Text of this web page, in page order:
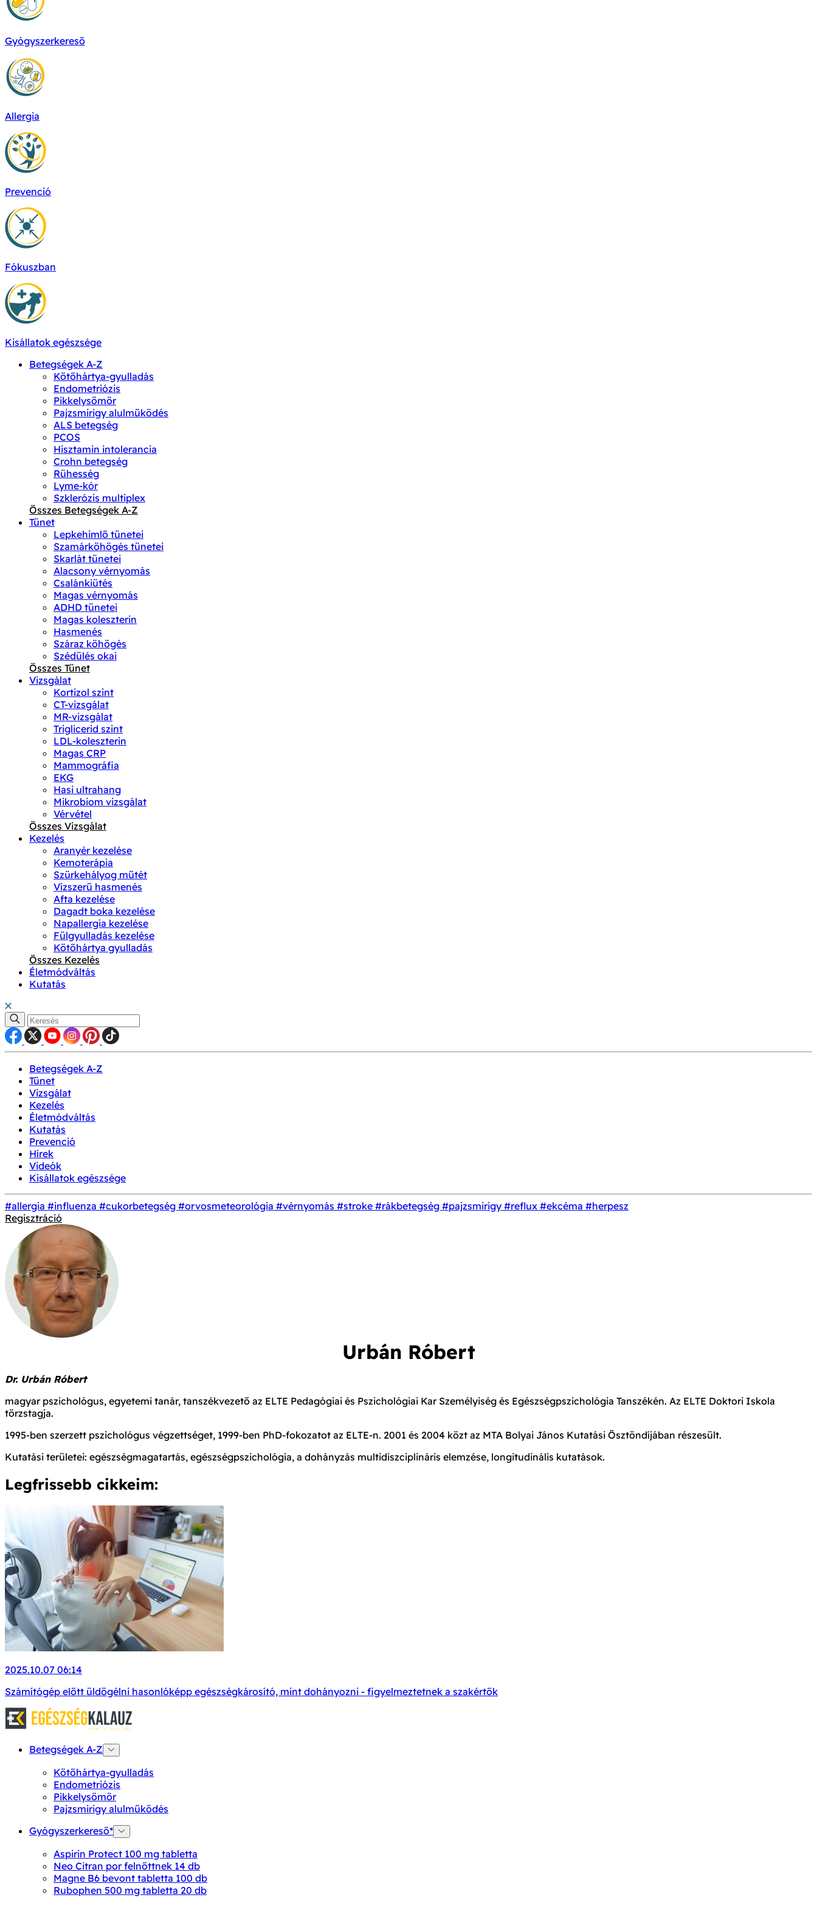
Gyógyszerkereső
Allergia
Prevenció
Fókuszban
Kisállatok egészsége
Betegségek A-Z
Kötőhártya-gyulladás
Endometriózis
Pikkelysömör
Pajzsmirigy alulműködés
ALS betegség
PCOS
Hisztamin intolerancia
Crohn betegség
Rühesség
Lyme-kór
Szklerózis multiplex
Összes Betegségek A-Z
Tünet
Lepkehimlő tünetei
Szamárköhögés tünetei
Skarlát tünetei
Alacsony vérnyomás
Csalánkiütés
Magas vérnyomás
ADHD tünetei
Magas koleszterin
Hasmenés
Száraz köhögés
Szédülés okai
Összes Tünet
Vizsgálat
Kortizol szint
CT-vizsgálat
MR-vizsgálat
Triglicerid szint
LDL-koleszterin
Magas CRP
Mammográfia
EKG
Hasi ultrahang
Mikrobiom vizsgálat
Vérvétel
Összes Vizsgálat
Kezelés
Aranyér kezelése
Kemoterápia
Szürkehályog műtét
Vízszerű hasmenés
Afta kezelése
Dagadt boka kezelése
Napallergia kezelése
Fülgyulladás kezelése
Kötőhártya gyulladás
Összes Kezelés
Életmódváltás
Kutatás
Betegségek A-Z
Tünet
Vizsgálat
Kezelés
Életmódváltás
Kutatás
Prevenció
Hírek
Videók
Kisállatok egészsége
#allergia #influenza #cukorbetegség #orvosmeteorológia #vérnyomás #stroke #rákbetegség #pajzsmirigy #reflux #ekcéma #herpesz
Regisztráció
Urbán Róbert
Dr. Urbán Róbert
magyar pszichológus, egyetemi tanár, tanszékvezető az ELTE Pedagógiai és Pszichológiai Kar Személyiség és Egészségpszichológia Tanszékén. Az ELTE Doktori Iskola
törzstagja.
1995-ben szerzett pszichológus végzettséget, 1999-ben PhD-fokozatot az ELTE-n. 2001 és 2004 közt az MTA Bolyai János Kutatási Ösztöndíjában részesült.
Kutatási területei: egészségmagatartás, egészségpszichológia, a dohányzás multidiszciplináris elemzése, longitudinális kutatások.
Legfrissebb cikkeim:
2025.10.07 06:14
Számítógép előtt üldögélni hasonlóképp egészségkárosító, mint dohányozni - figyelmeztetnek a szakértők
Betegségek A-Z
Kötőhártya-gyulladás
Endometriózis
Pikkelysömör
Pajzsmirigy alulműködés
Gyógyszerkereső*
Aspirin Protect 100 mg tabletta
Neo Citran por felnőttnek 14 db
Magne B6 bevont tabletta 100 db
Rubophen 500 mg tabletta 20 db